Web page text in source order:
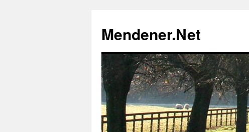
springen
Mendener.Net